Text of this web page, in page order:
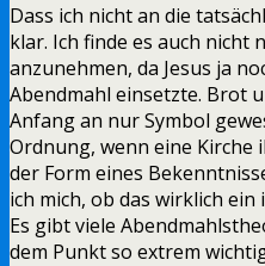
Dass ich nicht an die
klar. Ich finde es auch nicht
anzunehmen, da Jesus ja
Abendmahl einsetzte. Brot
Anfang an nur Symbol
Ordnung, wenn eine Kirche
der Form eines
ich mich, ob das wirklich
Es gibt viele
dem Punkt so extrem